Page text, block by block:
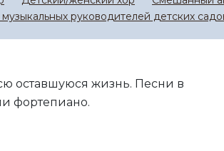
руководителей детских